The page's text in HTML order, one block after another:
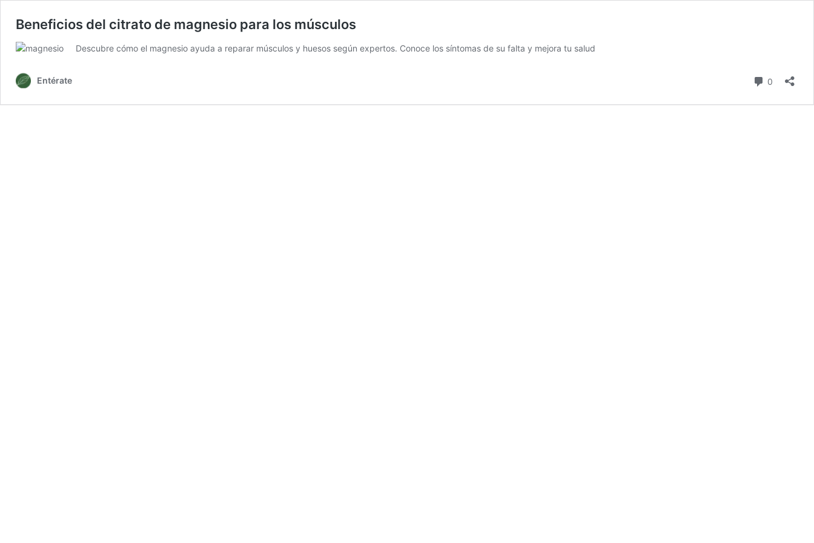
Beneficios del citrato de magnesio para los músculos
Descubre cómo el magnesio ayuda a reparar músculos y huesos según expertos. Conoce los síntomas de su falta y mejora tu salud
Entérate 0